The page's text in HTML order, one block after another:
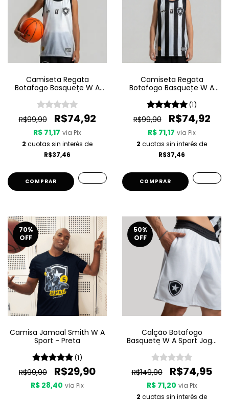
Camiseta Regata
Botafogo Basquete W A
Branca
R$99,90
R$74,92
R$ 71,17 via Pix
2 cuotas sin interés de
R$37,46
COMPRAR
Camiseta Regata
Botafogo Basquete W A
Listrada (1)
R$99,90 R$74,92
R$ 71,17 via Pix
2 cuotas sin interés de
R$37,46
COMPRAR
70%
OFF
Camisa Jamaal Smith W A
Sport - Preta
(1)
R$99,90 R$29,90
R$ 28,40 via Pix
50%
OFF
Calção Botafogo
Basquete W A Sport Jogo
R$149,90 R$74,95
R$ 71,20 via Pix
2 cuotas sin interés de